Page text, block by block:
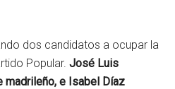
dos candidatos a ocupar la
Popular.José Luis
madrileño, e Isabel Díaz